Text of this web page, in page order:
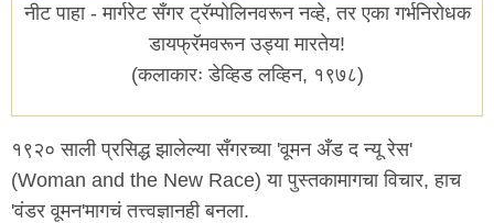
नीट पाहा - मार्गरेट सँगर ट्रॅम्पोलिनवरून नव्हे, तर एका गर्भनिरोधक
डायफ्रॅमवरून उड्या मारतेय!
(कलाकारः डेव्हिड लव्हिन, १९७८)
१९२० साली प्रसिद्ध झालेल्या सँगरच्या 'वूमन अँड द न्यू रेस'
(Woman and the New Race) या पुस्तकामागचा विचार, हाच
'वंडर वूमन'मागचं तत्त्वज्ञानही बनला.